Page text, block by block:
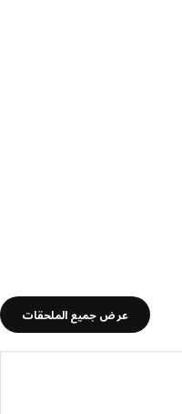
عرض جميع الملحقات